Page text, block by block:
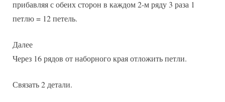
прибавляя с обеих сторон в каждом 2-м ряду 3 раза 1
петлю = 12 петель.
Далее
Через 16 рядов от наборного края отложить петли.
Связать 2 детали.